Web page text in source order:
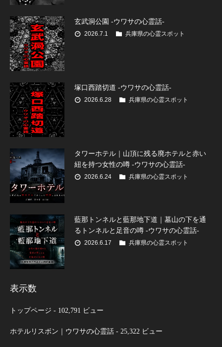
玄武洞公園 -ウワサの心霊話-
2026.7.1 兵庫県の心霊スポット
塚口西踏切道 -ウワサの心霊話-
2026.6.28 兵庫県の心霊スポット
タワーホテル｜山頂に残る廃ホテルと赤い
紐を持つ女性の噂 -ウワサの心霊話-
2026.6.24 兵庫県の心霊スポット
藍那トンネルと藍那地下道｜墓山の下を通
るトンネルと足音の噂 -ウワサの心霊話-
2026.6.17 兵庫県の心霊スポット
表示数
トップページ - 102,791 ビュー
ホテルリスボン｜ウワサの心霊話 - 25,322 ビュー